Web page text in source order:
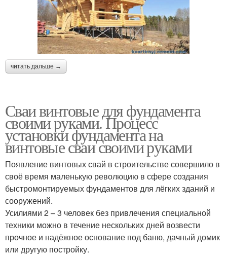
читать дальше →
Сваи винтовые для фундамента
своими руками. Процесс
установки фундамента на
винтовые сваи своими руками
Появление винтовых свай в строительстве совершило в
своё время маленькую революцию в сфере создания
быстромонтируемых фундаментов для лёгких зданий и
сооружений.
Усилиями 2 – 3 человек без привлечения специальной
техники можно в течение нескольких дней возвести
прочное и надёжное основание под баню, дачный домик
или другую постройку.